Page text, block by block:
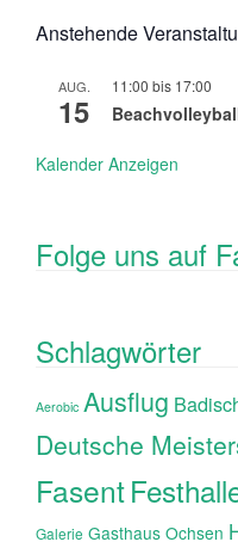
Anstehende
AUG.
15
11:00 bis 17:00
Kalender Anzeigen
Folge uns auf
Schlagwörter
Aerobic Ausflug
Deutsche
Fasent
Galerie Gasthaus Ochsen